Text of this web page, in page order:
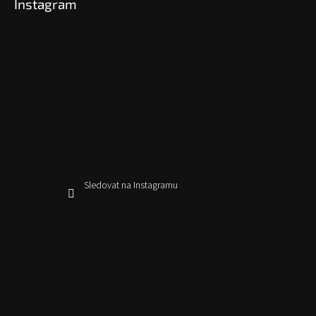
Instagram
Sledovat na Instagramu